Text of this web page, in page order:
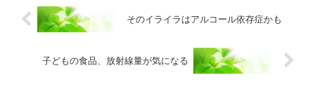
そのイライラはアルコール依存症かも
子どもの食品、放射線量が気になる